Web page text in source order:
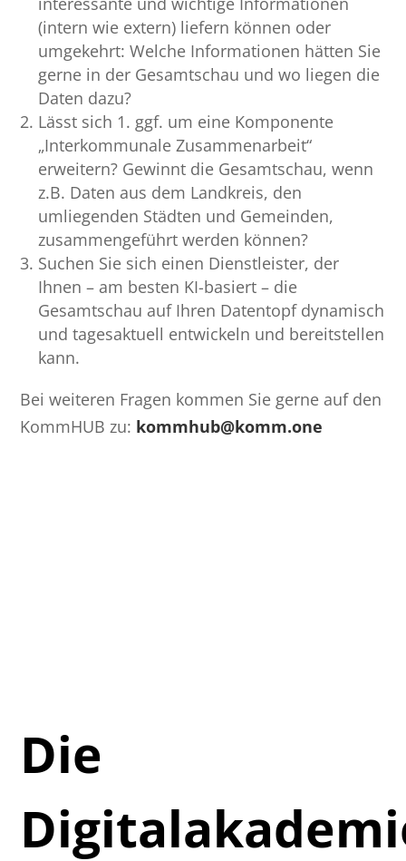
(intern wie extern) liefern können oder
umgekehrt: Welche Informationen hätten Sie
gerne in der Gesamtschau und wo liegen die
Daten dazu?
Lässt sich 1. ggf. um eine Komponente
„Interkommunale Zusammenarbeit“
erweitern? Gewinnt die Gesamtschau, wenn
z.B. Daten aus dem Landkreis, den
umliegenden Städten und Gemeinden,
zusammengeführt werden können?
Suchen Sie sich einen Dienstleister, der
Ihnen – am besten KI-basiert – die
Gesamtschau auf Ihren Datentopf dynamisch
und tagesaktuell entwickeln und bereitstellen
kann.
Bei weiteren Fragen kommen Sie gerne auf den
KommHUB zu: kommhub@komm.one
Die